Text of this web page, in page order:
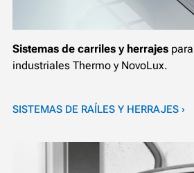
Sistemas de carriles y herrajes
industriales Thermo y NovoLux.
SISTEMAS DE RAÍLES Y HERRAJES ›